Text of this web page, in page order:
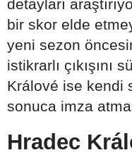
detayları
bir skor elde
yeni sezon
istikrarlı çıkışını
Králové ise kendi
sonuca imza
Hradec